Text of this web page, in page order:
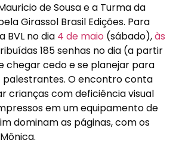
de Sousa e a Turma da
Girassol Brasil Edições. Para
BVL no dia 4 de maio (sábado),às
185 senhas no dia (a partir
chegar cedo e se planejar para
palestrantes. O encontro conta
crianças com deficiência visual
em um equipamento de
dominam as páginas, com os